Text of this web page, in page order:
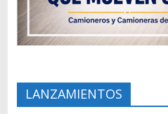
LANZAMIENTOS